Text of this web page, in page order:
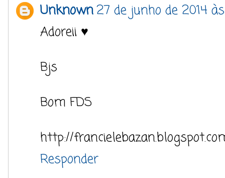
Unknown27 de junho de 2014
Adoreii ♥
Bjs
Bom FDS
http://
Responder